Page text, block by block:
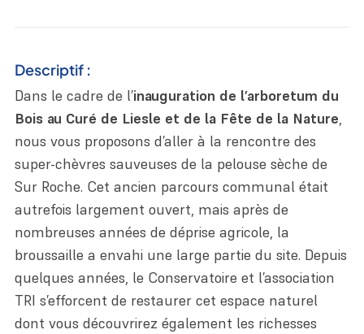
Descriptif :
Dans le cadre de l’inauguration de l’arboretum du
Bois au Curé de Liesle et de la Fête de la Nature,
nous vous proposons d’aller à la rencontre des
super-chèvres sauveuses de la pelouse sèche de
Sur Roche. Cet ancien parcours communal était
autrefois largement ouvert, mais après de
nombreuses années de déprise agricole, la
broussaille a envahi une large partie du site. Depuis
quelques années, le Conservatoire et l’association
TRI s’efforcent de restaurer cet espace naturel
dont vous découvrirez également les richesses